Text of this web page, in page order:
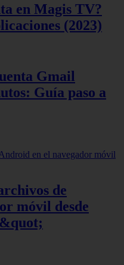
en Magis TV?
(2023)
Gmail
Guía paso a
de
móvil desde